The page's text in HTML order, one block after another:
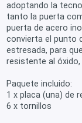
adoptando la
tanto la puerta
puerta de acero
convierta el punto
estresada, para
resistente al
Paquete incluido:
1 x placa (una) de
6 x tornillos